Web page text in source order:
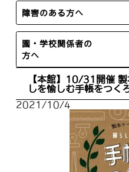
障害のある方へ
園・学校関係者の
方へ
【本館】10/31開催
しを愉しむ手帳をつく
2021/10/4